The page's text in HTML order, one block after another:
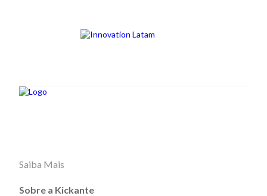
Saiba Mais
Sobre a Kickante